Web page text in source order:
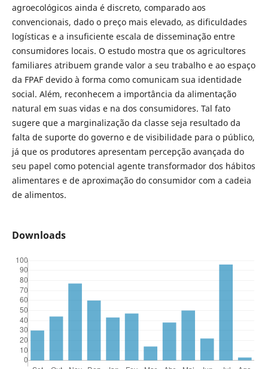
agroecológicos ainda é discreto, comparado aos
convencionais, dado o preço mais elevado, as dificuldades
logísticas e a insuficiente escala de disseminação entre
consumidores locais. O estudo mostra que os agricultores
familiares atribuem grande valor a seu trabalho e ao espaço
da FPAF devido à forma como comunicam sua identidade
social. Além, reconhecem a importância da alimentação
natural em suas vidas e na dos consumidores. Tal fato
sugere que a marginalização da classe seja resultado da
falta de suporte do governo e de visibilidade para o público,
já que os produtores apresentam percepção avançada do
seu papel como potencial agente transformador dos hábitos
alimentares e de aproximação do consumidor com a cadeia
de alimentos.
Downloads